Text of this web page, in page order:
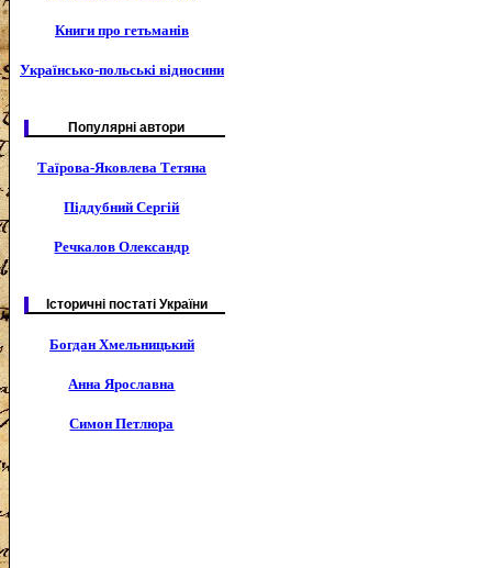
Книги про гетьманів
Українсько-польські відносини
Популярні автори
Таїрова-Яковлева Тетяна
Піддубний Сергій
Речкалов Олександр
Історичні постаті України
Богдан Хмельницький
Анна Ярославна
Симон Петлюра